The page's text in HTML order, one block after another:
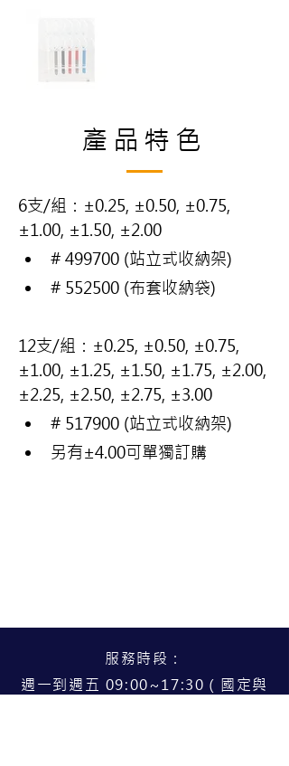
產品特色
6支/組：±0.25, ±0.50, ±0.75,
±1.00, ±1.50, ±2.00
# 499700 (站立式收納架)
# 552500 (布套收納袋)
12支/組：±0.25, ±0.50, ±0.75,
±1.00, ±1.25, ±1.50, ±1.75, ±2.00,
±2.25, ±2.50, ±2.75, ±3.00
# 517900 (站立式收納架)
另有±4.00可單獨訂購
服務時段：
週一到週五 09:00~17:30（國定與